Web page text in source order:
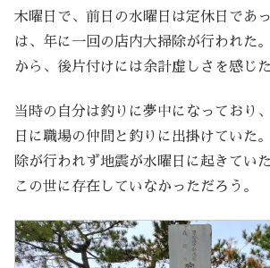
木曜日で、前日の水曜日は定休日であ
は、年に一回の店内大掃除が行われた
から、後片付けには余計虚しさを感じた
当時の自分は釣りに夢中になっており
日に職場の仲間と釣りに出掛けていた
除が行われず地震が水曜日に起きてい
この世に存在していなかっただろう。